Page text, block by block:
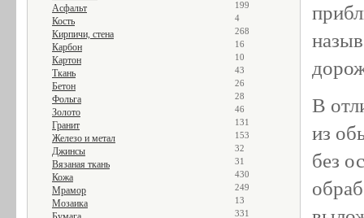
Асфальт 199
Кость 4
Кирпичи, стена 268
Карбон 16
Картон 10
Ткань 43
Бетон 26
Фольга 28
Золото 46
Гранит 131
Железо и метал 153
Джинсы 32
Вязаная ткань 31
Кожа 430
Мрамор 249
Мозаика 13
331
В
из
без